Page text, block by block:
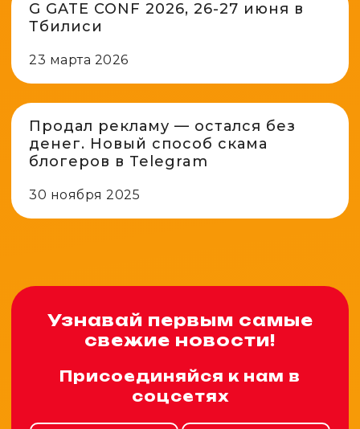
Узнавай первым самые
свежие новости!
Присоединяйся к нам в
соцсетях
G GATE CONF 2026, 26-27 июня в
Тбилиси
23 марта 2026
Продал рекламу — остался без
денег. Новый способ скама
блогеров в Telegram
30 ноября 2025